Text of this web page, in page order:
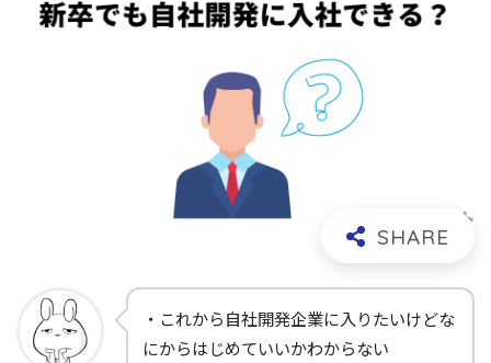
・これから自社開発企業に入りたいけどな
にからはじめていいかわからない